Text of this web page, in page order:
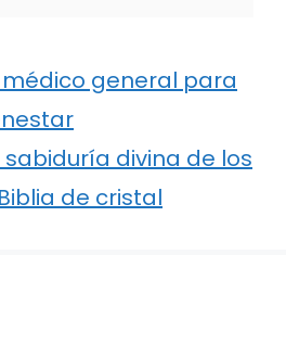
médico general para
divina de los
de cristal